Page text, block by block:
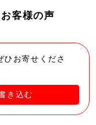
客様の声
ひお寄せくださ
き込む